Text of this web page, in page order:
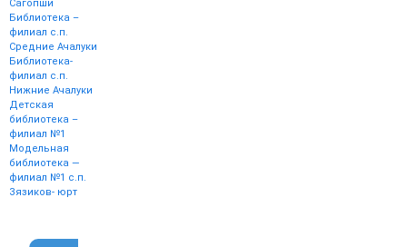
Сагопши
Библиотека –
филиал с.п.
Средние Ачалуки
Библиотека-
филиал с.п.
Нижние Ачалуки
Детская
библиотека –
филиал №1
Модельная
библиотека —
филиал №1 с.п.
Зязиков- юрт